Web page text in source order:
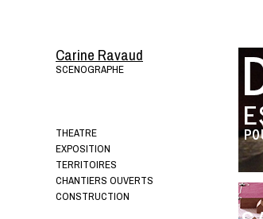
Carine Ravaud
THEATRE
EXPOSITION
TERRITOIRES
CHANTIERS OUVERTS
CONSTRUCTION
SCENOGRAPHE